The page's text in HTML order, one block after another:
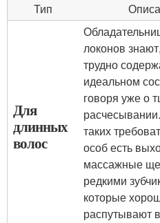
Тип
Для
длинных
волос
локонов
трудно
идеальном
говоря уже о
таких
особ есть
массажные
редкими
которые
распутывают